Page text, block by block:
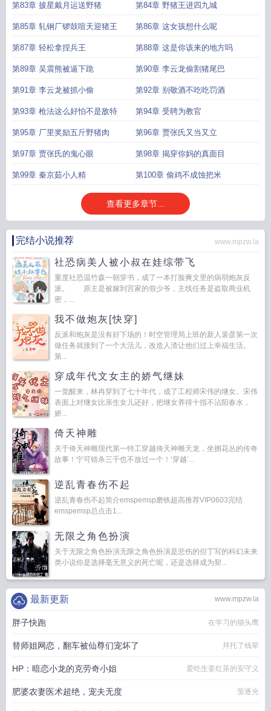
第83章 披星戴月运送野猪 第84章 野猪王进四九城
第85章 轧钢厂锣鼓喧天迎猪王 第86章 这女孩想什么呢
第87章 轻松拿捏兵王 第88章 这是你该来的地方吗
第89章 吴震熊被逼下跪 第90章 李云龙偷割猪尾巴
第91章 李云龙被抓小偷 第92章 别敬酒不吃吃罚酒
第93章 枪法这么好怕不是敌特 第94章 受聘为教官
第95章 厂里奖励五斤野猪肉 第96章 贾张氏又当又立
第97章 贾张氏的鬼心眼 第98章 揭穿你妈的真面目
第99章 秦京茹小人精 第100章 偷鸡不成蚀把米
查看更多章节...
完结小说推荐 www.mpzw.la
社恐病美人被小叔在娃综带飞
重度社恐温竹森一朝穿书，成了一本打脸爽文里的病弱炮灰反
派。 原主是被嫁到宫家的假少爷，主线任务是盗取商业机
密，...
我不做炮灰[快穿]
反派和炮灰是没有好下场的！时空管理局上班的新人裴彦第一次
做任务就接到了一个大活儿，改造人渣让他们过上幸福生活。
第...
穿成年代文女主的娇气继妹
一觉醒来，林冉穿到了七十年代，成了工程师宋伟的继女。宋伟
表面上对继女比亲生女儿还好，把继女养得十指不沾阳春水，
娇...
倚天神雕
关于倚天神雕现代第一特工穿越倚天神雕天龙，坐拥花丛的传奇
故事！宁可错杀三千也不放过一个！‘穿越’...
逆乱青春伤不起
逆乱青春伤不起简介emspemsp磨铁超高推荐VIP0603完结
emspemsp总点击1...
无限之角色扮演
关于无限之角色扮演无限之角色扮演是悲伤的但丁写的科幻未来
类小说你是选择毫无意义的死亡呢，还是选择成为契...
www.mpzw.la
最新更新
胖子快跑 在学习的猫头鹰
替师姐网恋，翻车被仙尊们宠坏了 拜托了钱辈
HP：暗恋小龙的克劳奇小姐 爱吃生姜红茶的安守义
肥婆农妻医术超绝，宠夫无度 萤逐光